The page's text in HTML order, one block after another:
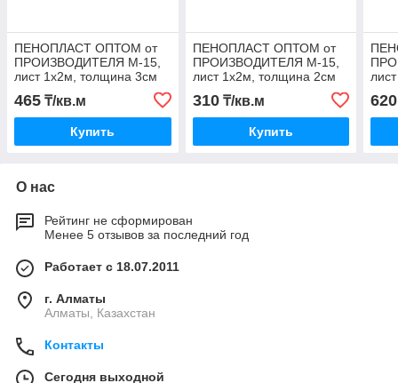
ПЕНОПЛАСТ ОПТОМ от
ПРОИЗВОДИТЕЛЯ М-15,
лист 1х2м, толщина 3см
465 ₸/кв.м
Купить
ПЕНОПЛАСТ ОПТОМ от
ПРОИЗВОДИТЕЛЯ М-15,
лист 1х2м, толщина 2см
310₸/кв.м
Купить
620
О нас
Рейтинг не сформирован
Менее 5 отзывов за последний год
Работает с 18.07.2011
г. Алматы
Алматы, Казахстан
Контакты
Сегодня выходной